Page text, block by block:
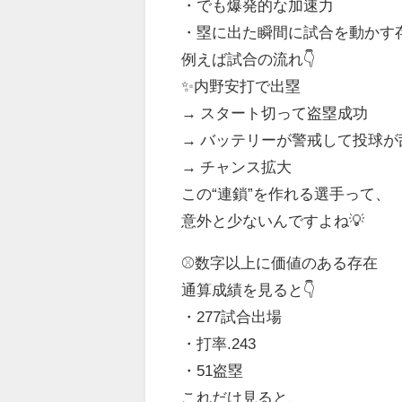
・でも爆発的な加速力
・塁に出た瞬間に試合を動かす
例えば試合の流れ👇
✨内野安打で出塁
→ スタート切って盗塁成功
→ バッテリーが警戒して投球が
→ チャンス拡大
この“連鎖”を作れる選手って、
意外と少ないんですよね💡
⚾数字以上に価値のある存在
通算成績を見ると👇
・277試合出場
・打率.243
・51盗塁
これだけ見ると、